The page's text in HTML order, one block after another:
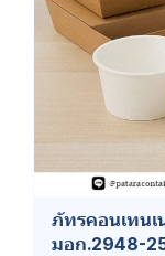
ภัทรคอนเทนเ
มอก.2948-